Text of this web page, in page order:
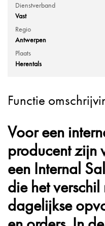
Dienstverband
Vast
Regio
Antwerpen
Plaats
Herentals
Functie
Voor een
producent zijn
een Internal
die het
dagelijkse